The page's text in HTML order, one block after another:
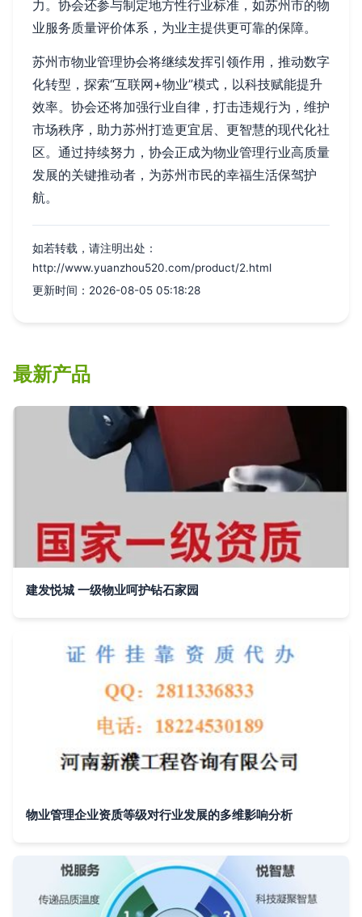
力。协会还参与制定地方性行业标准，如苏州市的物
业服务质量评价体系，为业主提供更可靠的保障。
苏州市物业管理协会将继续发挥引领作用，推动数字
化转型，探索“互联网+物业”模式，以科技赋能提升
效率。协会还将加强行业自律，打击违规行为，维护
市场秩序，助力苏州打造更宜居、更智慧的现代化社
区。通过持续努力，协会正成为物业管理行业高质量
发展的关键推动者，为苏州市民的幸福生活保驾护
航。
如若转载，请注明出处：
http://www.yuanzhou520.com/product/2.html
更新时间：2026-08-05 05:18:28
最新产品
建发悦城 一级物业呵护钻石家园
物业管理企业资质等级对行业发展的多维影响分析